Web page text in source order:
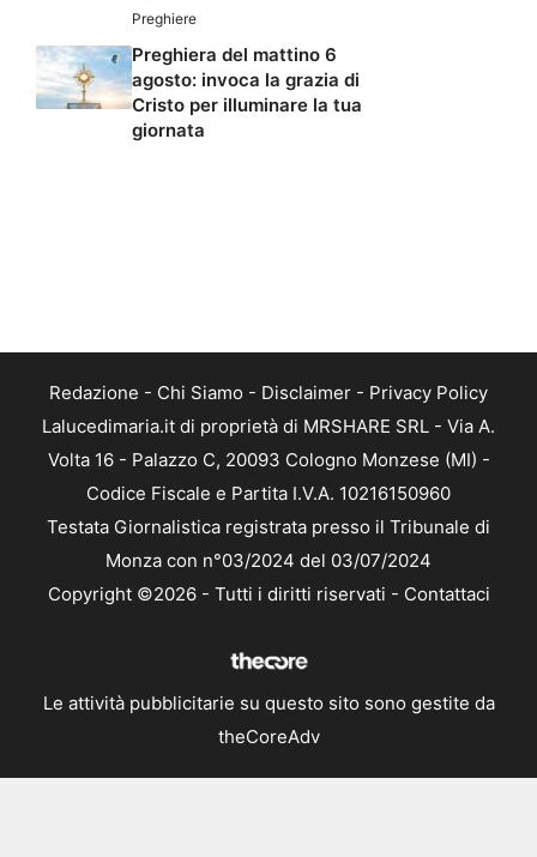
Preghiere
Preghiera del mattino 6
agosto: invoca la grazia di
Cristo per illuminare la tua
giornata
Redazione - Chi Siamo - Disclaimer - Privacy Policy
Lalucedimaria.it di proprietà di MRSHARE SRL - Via A.
Volta 16 - Palazzo C, 20093 Cologno Monzese (MI) -
Codice Fiscale e Partita I.V.A. 10216150960
Testata Giornalistica registrata presso il Tribunale di
Monza con n°03/2024 del 03/07/2024
Copyright ©2026 - Tutti i diritti riservati - Contattaci
Le attività pubblicitarie su questo sito sono gestite da
theCoreAdv